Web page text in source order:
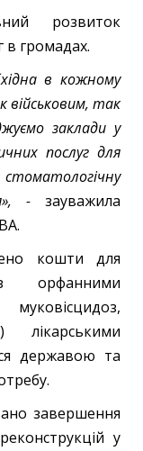
розвиток
в громадах.
в кожному
військовим, так
заклади у
послуг для
стоматологічну
- зауважила
кошти для
орфанними
лікарськими
державою та
завершення
у